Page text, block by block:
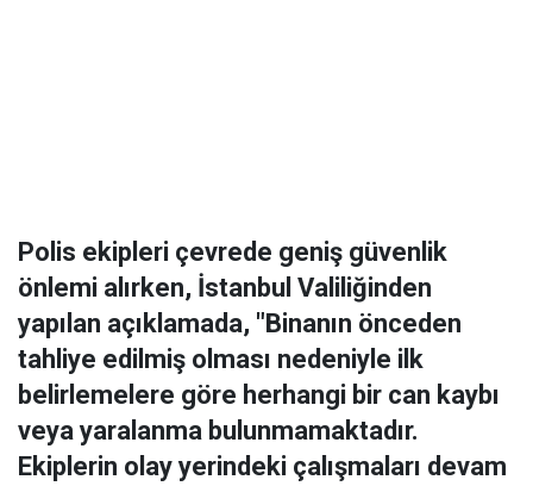
Polis ekipleri çevrede geniş güvenlik
önlemi alırken, İstanbul Valiliğinden
yapılan açıklamada, "Binanın önceden
tahliye edilmiş olması nedeniyle ilk
belirlemelere göre herhangi bir can kaybı
veya yaralanma bulunmamaktadır.
Ekiplerin olay yerindeki çalışmaları devam